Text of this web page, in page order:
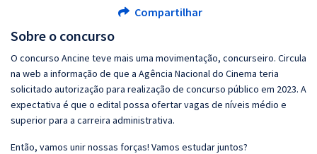
Sobre o concurso
O concurso Ancine teve mais uma movimentação, concurseiro. Circula
na web a informação de que a Agência Nacional do Cinema teria
solicitado autorização para realização de concurso público em 2023. A
expectativa é que o edital possa ofertar vagas de níveis médio e
superior para a carreira administrativa.
Então, vamos unir nossas forças! Vamos estudar juntos?
Compartilhar